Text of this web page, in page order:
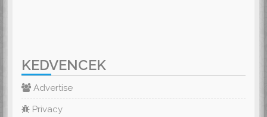
KEDVENCEK
Advertise
Privacy